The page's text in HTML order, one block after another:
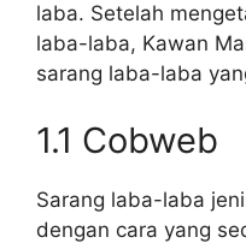
laba. Setelah
laba-laba, Kawan
sarang laba-laba
1.1 Cobweb
Sarang laba-laba
dengan cara yang